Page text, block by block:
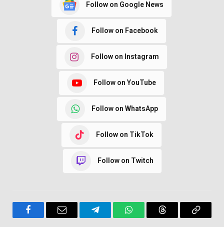
Follow on Google News
Follow on Facebook
Follow on Instagram
Follow on YouTube
Follow on WhatsApp
Follow on TikTok
Follow on Twitch
FacebookEmail TelegramWhatsAppThreads Copy